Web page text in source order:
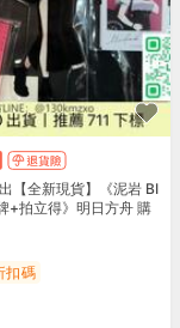
出【全新現貨】《泥岩 BI
+拍立得》明日方舟 購
扣碼